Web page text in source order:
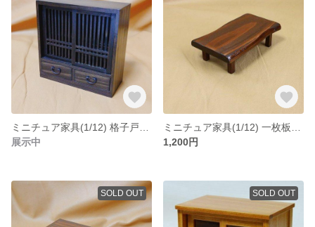
展示中
1,200円
SOLD OUT SOLD OUT